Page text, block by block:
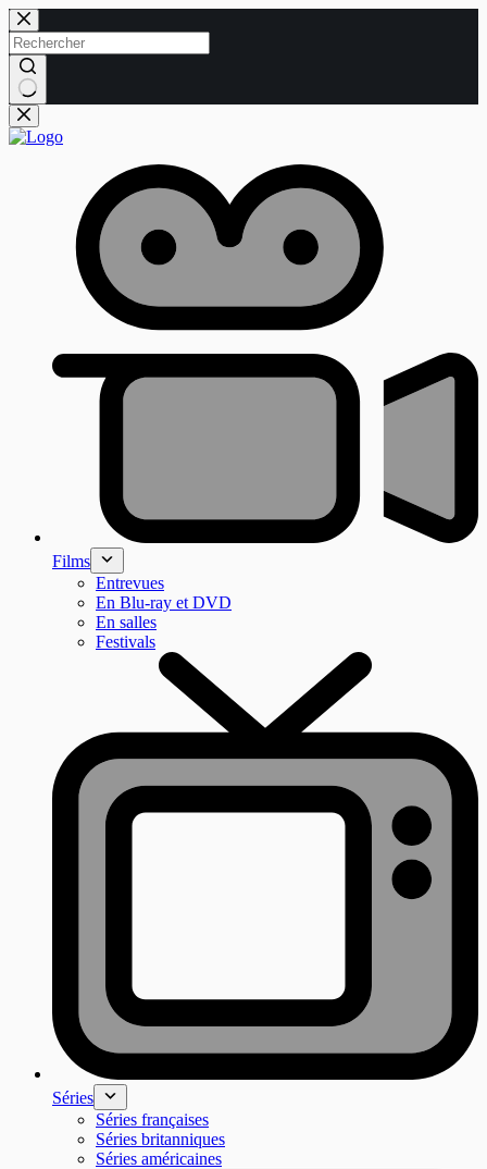
Passer
au
contenu
Aucun
résultat
Films
Entrevues
En Blu-ray et DVD
En salles
Festivals
Séries
Séries françaises
Séries britanniques
Séries américaines